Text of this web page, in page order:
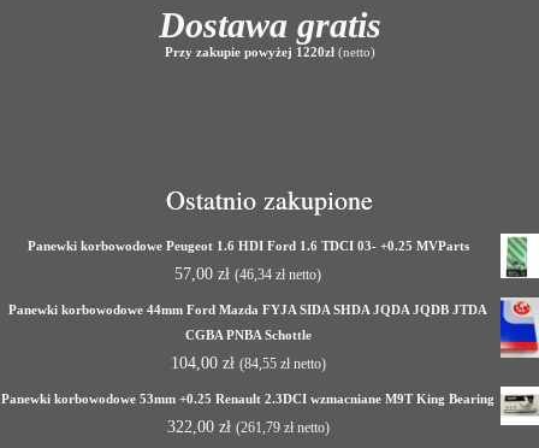
Dostawa gratis
Przy zakupie powyżej 1220zł(netto)
Ostatnio zakupione
Panewki korbowodowe Peugeot 1.6 HDI Ford 1.6 TDCI 03- +0.25 MVParts
57,00 zł (46,34 zł netto)
Panewki korbowodowe 44mm Ford Mazda FYJA SIDA SHDA JQDA JQDB JTDA
CGBA PNBA Schottle
104,00 zł (84,55 złnetto)
Panewki korbowodowe 53mm +0.25 Renault 2.3DCI wzmacniane M9T King Bearing
322,00 zł (261,79 złnetto)